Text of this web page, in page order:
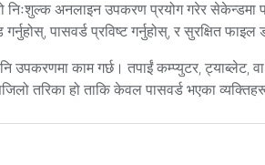
निःशुल्क अनलाइन उपकरण प्रयोग गरेर
पासवर्ड प्रविष्ट गर्नुहोस्, र सुरक्षित फाइल
काम गर्छ। तपाईं कम्प्युटर, ट्याब्लेट,
तरिका हो ताकि केवल पासवर्ड भएका